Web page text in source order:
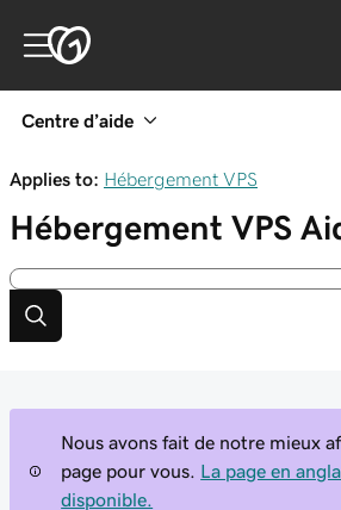
Centre d’aide
Applies to: Hébergement VPS
Hébergement VPS
Nous avons fait de notre mieux
page pour vous.
La page en
disponible.